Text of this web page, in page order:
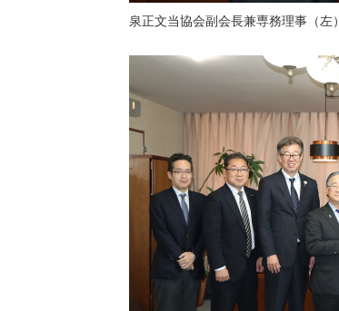
泉正文当協会副会長兼専務理事（左）